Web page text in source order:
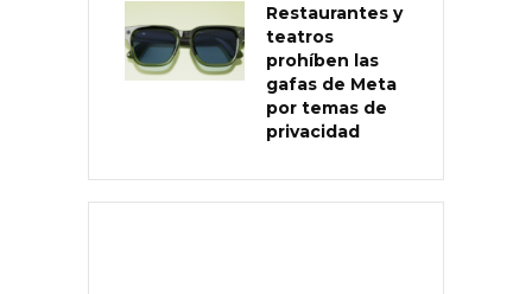
Restaurantes y
teatros
prohíben las
gafas de Meta
por temas de
privacidad